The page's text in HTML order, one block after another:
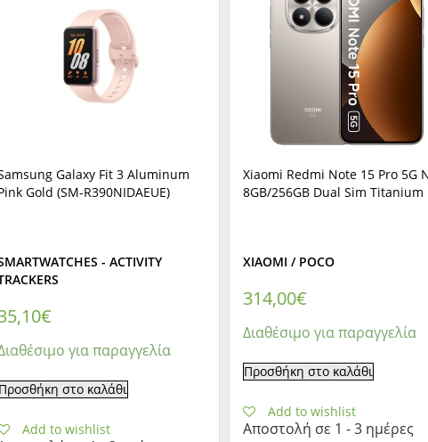
Galaxy Fit 3 Aluminum
Gold (SM-R390NIDAEUE)
- ACTIVITY
€
για παραγγελία
Προσθήκη στο καλάθι
Add to wishlist
Xiaomi Redmi Note 15 Pro 5G
8GB/256GB Dual Sim Titanium
XIAOMI / POCO
314,00€
Διαθέσιμο για παραγγελία
Προσθήκη στο καλάθι
Add to wishlist
Αποστολή σε 1 - 3 ημέρες